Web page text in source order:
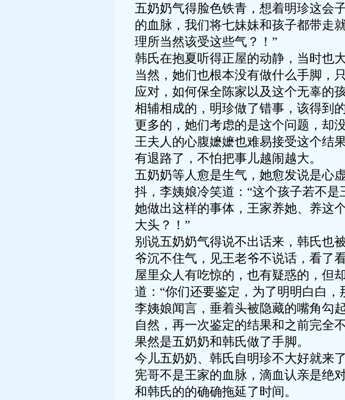
五奶奶气得脸色铁青，想着明珍这会
的血脉，我们将七妹妹和孩子都带走
理所当然该受这些气？！”
韩氏在抱夏听得正屋的动静，当时
当然，她们也根本没有做什么手脚，
应对，如何保全陈家以及这个无辜的
相辅相成的，明珍做了错事，该得到
更多的，她们考虑的是这个问题，却
王夫人的心腹嬷嬷也难易接受这个结
有退路了，不怕把事儿越闹越大。
五奶奶等人愈是生气，她愈发说是心
抖，李姨娘冷笑道：“这个孩子若不
她做出这样的事体，王家养她、养这
大头？！”
别说五奶奶气得说不出话来，韩氏也
爷沉不住气，见王老爷不说话，看了
屋里众人有吃惊的，也有疑惑的，但
道：“你们还要鉴定，为了明明白白
李姨娘闻言，垂着头被隐藏的嘴角勾
自然，再一次鉴定的结果和之前完全
果然是五奶奶和韩氏做了手脚。
今儿五奶奶、韩氏自明珍不大好就来
宪哥不是王家的血脉，滴血认亲是绝
和韩氏的的确确拖延了时间。